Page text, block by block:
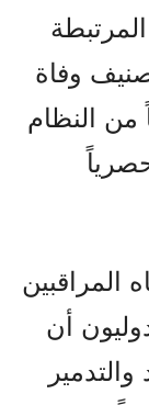
وفاة
من النظام
المراقبين
أن